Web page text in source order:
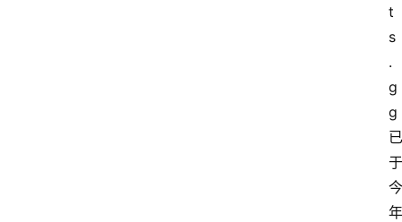
t
s
.
g
g
已
于
今
年